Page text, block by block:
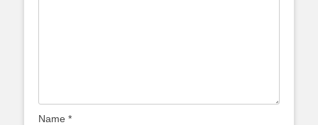
Name *